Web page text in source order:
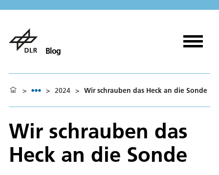
Blog
> > 2024 > Wir schrauben das Heck an die Sonde
Wir schrauben das
Heck an die Sonde